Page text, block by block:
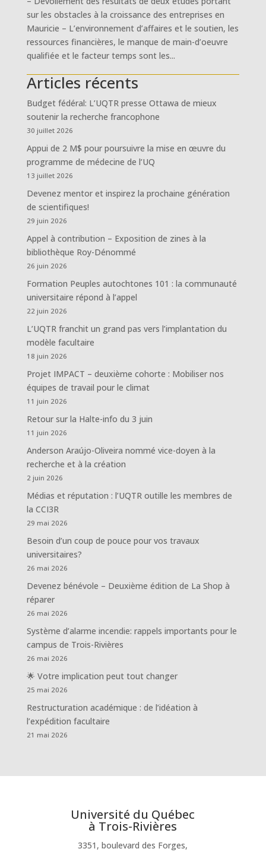
sur les obstacles à la croissance des entreprises en
Mauricie – L’environnement d’affaires et le soutien, les
ressources financières, le manque de main-d’oeuvre
qualifiée et le facteur temps sont les...
Articles récents
Budget fédéral: L’UQTR presse Ottawa de mieux
soutenir la recherche francophone
30 juillet 2026
Appui de 2 M$ pour poursuivre la mise en œuvre du
programme de médecine de l’UQ
13 juillet 2026
Devenez mentor et inspirez la prochaine génération
de scientifiques!
29 juin 2026
Appel à contribution – Exposition de zines à la
bibliothèque Roy-Dénommé
26 juin 2026
Formation Peuples autochtones 101 : la communauté
universitaire répond à l’appel
22 juin 2026
L’UQTR franchit un grand pas vers l’implantation du
modèle facultaire
18 juin 2026
Projet IMPACT – deuxième cohorte : Mobiliser nos
équipes de travail pour le climat
11 juin 2026
Retour sur la Halte-info du 3 juin
11 juin 2026
Anderson Araújo-Oliveira nommé vice-doyen à la
recherche et à la création
2 juin 2026
Médias et réputation : l’UQTR outille les membres de
la CCI3R
29 mai 2026
Besoin d’un coup de pouce pour vos travaux
universitaires?
26 mai 2026
Devenez bénévole – Deuxième édition de La Shop à
réparer
26 mai 2026
Système d’alarme incendie: rappels importants pour le
campus de Trois-Rivières
26 mai 2026
🌟 Votre implication peut tout changer
25 mai 2026
Restructuration académique : de l’idéation à
l’expédition facultaire
21 mai 2026
Université du Québec
à Trois-Rivières
3351, boulevard des Forges,